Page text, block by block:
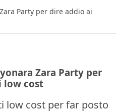
Party per dire addio ai
Zara Party per
low cost
low cost per far posto